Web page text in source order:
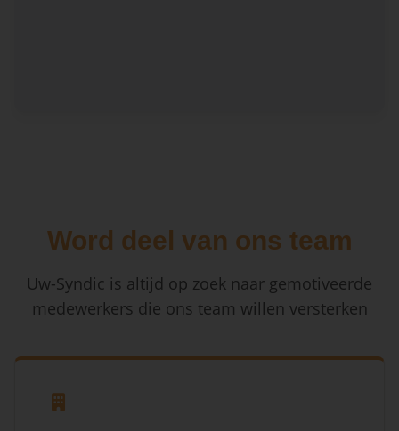
Word deel van ons team
Uw-Syndic is altijd op zoek naar gemotiveerde
medewerkers die ons team willen versterken